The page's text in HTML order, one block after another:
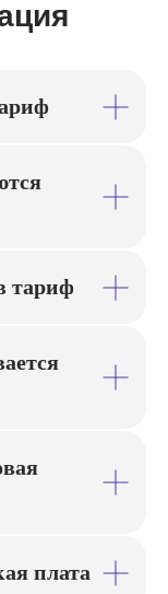
тариф
плата